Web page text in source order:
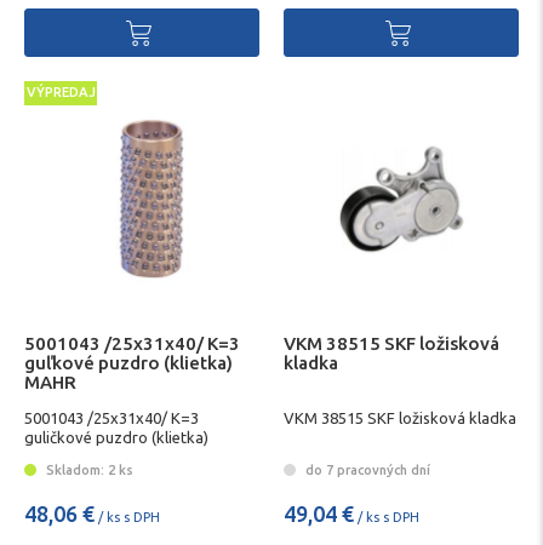
VÝPREDAJ
5001043 /25x31x40/ K=3
guľkové puzdro (klietka)
MAHR
5001043 /25x31x40/ K=3
guličkové puzdro (klietka)
Skladom: 2 ks
48,06 € / ks s DPH
VKM 38515 SKF ložisková
kladka
VKM 38515 SKF ložisková kladka
do 7 pracovných dní
49,04 € / ks s DPH